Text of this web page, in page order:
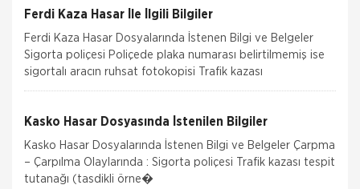
ŞUBELERIMIZ
ŞUBE BAŞVURUSU
TEKLİF AL
Ferdi Kaza Hasar İle İlgili Bilgiler
Ferdi Kaza Hasar Dosyalarında İstenen Bilgi ve Belgeler
Sigorta poliçesi Poliçede plaka numarası belirtilmemiş ise
sigortalı aracın ruhsat fotokopisi Trafik kazası
Kasko Hasar Dosyasında İstenilen Bilgiler
Kasko Hasar Dosyalarında İstenen Bilgi ve Belgeler Çarpma
– Çarpılma Olaylarında : Sigorta poliçesi Trafik kazası tespit
tutanağı (tasdikli örne�